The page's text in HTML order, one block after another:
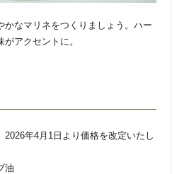
かなマリネをつくりましょう。ハー
アクセントに。
年4月1日より価格を改定いたし
油